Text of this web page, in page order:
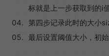
标就是上一步获取到的i
第四步记录此时的大小
最后设置阈值大小，初